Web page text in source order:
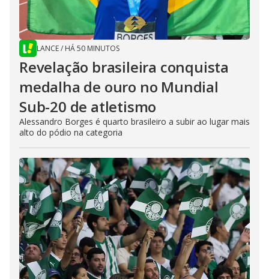
LANCE/ HÁ 50 MINUTOS
Revelação brasileira conquista
medalha de ouro no Mundial
Sub-20 de atletismo
Alessandro Borges é quarto brasileiro a subir ao lugar mais
alto do pódio na categoria